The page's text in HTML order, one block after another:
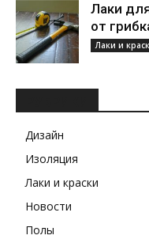
Лаки
от
Лаки и
Дизайн
Изоляция
Лаки и краски
Новости
Полы